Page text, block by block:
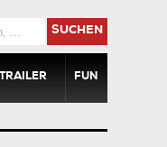
SUCHEN
TRAILER FUN